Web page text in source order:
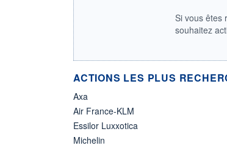
Si vous êtes
souhaitez
ACTIONS LES PLUS
Axa
Air France-KLM
Essilor Luxxotica
Michelin